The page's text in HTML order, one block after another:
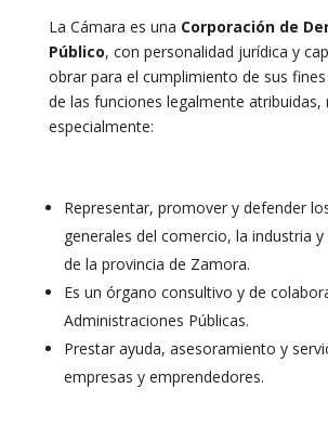
La Cámara es una Corporación de
Público, con personalidad jurídica y
obrar para el cumplimiento de sus
de las funciones legalmente atribuidas,
especialmente:
Representar, promover y defender
generales del comercio, la industria
de la provincia de Zamora.
Es un órgano consultivo y de
Administraciones Públicas.
Prestar ayuda, asesoramiento y
empresas y emprendedores.